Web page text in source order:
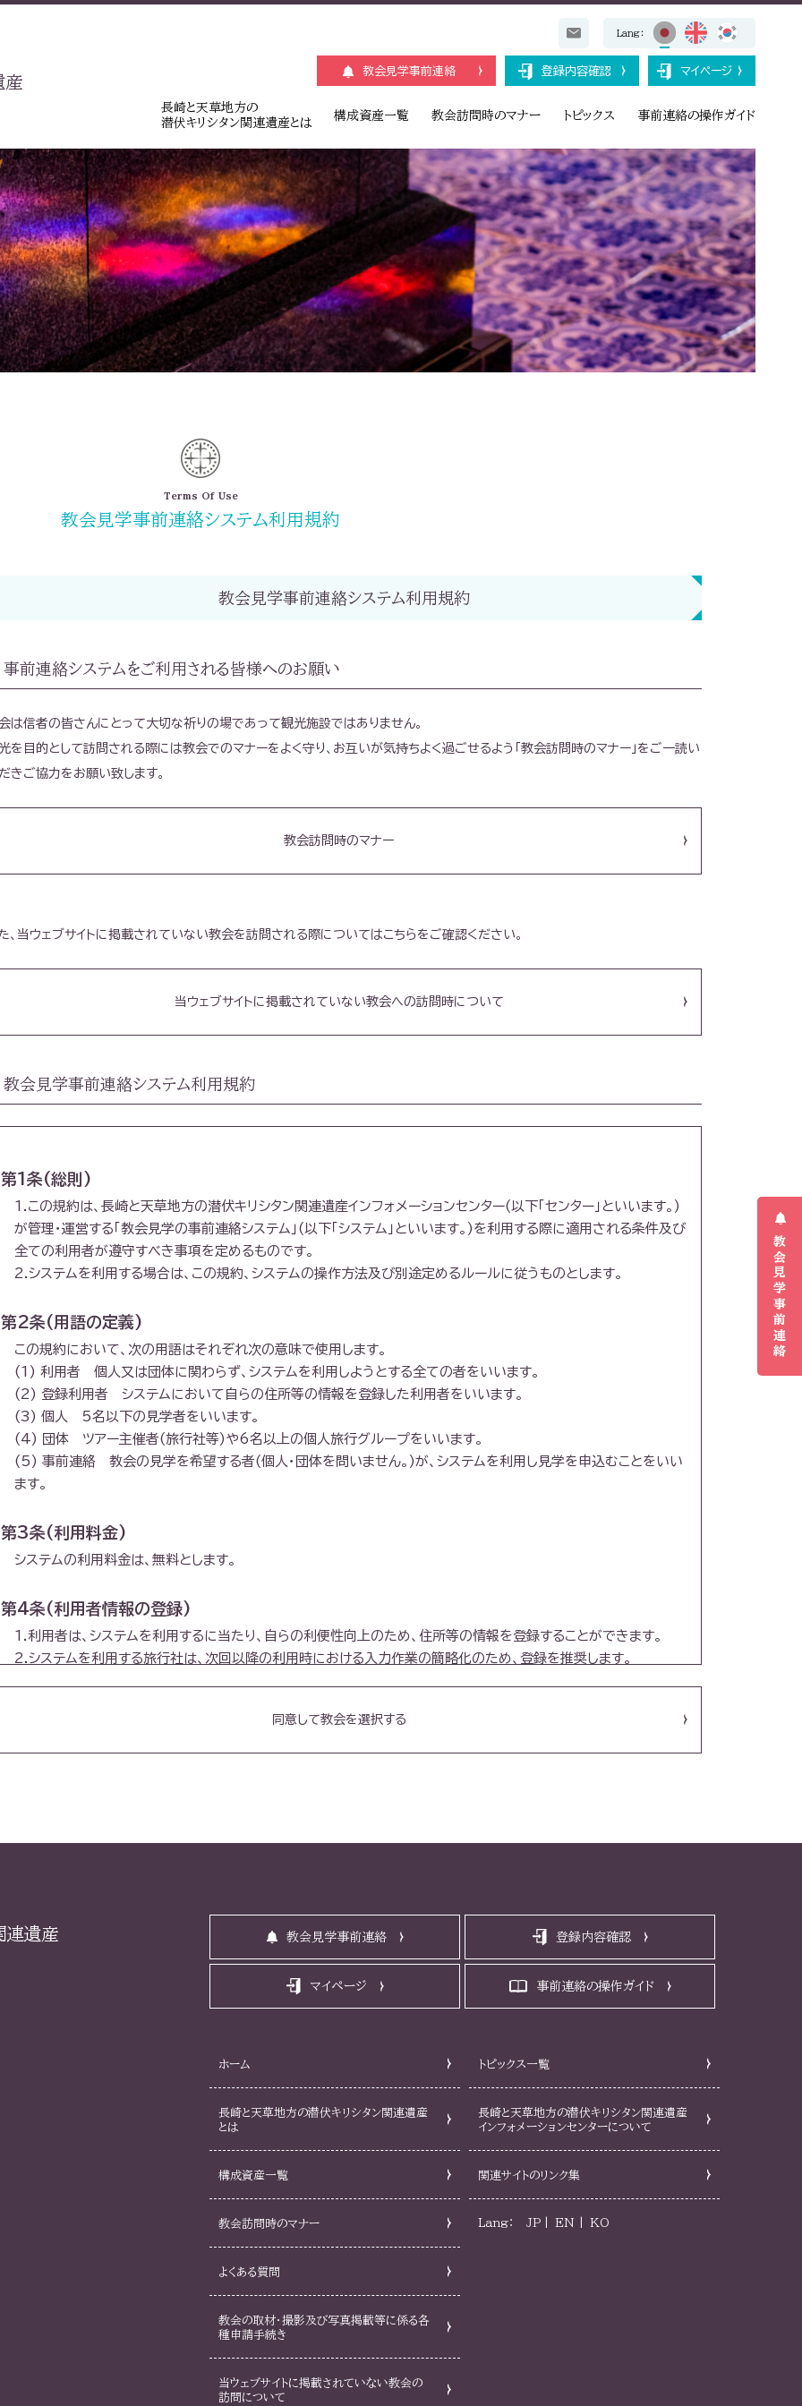
産
Lang：
教会見学事前連絡 登録内容確認 マイページ
長崎と天草地方の
潜伏キリシタン関連遺産とは
構成資産一覧 教会訪問時のマナー トピックス 事前連絡の操作ガイド
教会見学事前連絡
Terms Of Use
教会見学事前連絡システム利用規約
教会見学事前連絡システム利用規約
事前連絡システムをご利用される皆様へのお願い
は信者の皆さんにとって大切な祈りの場であって観光施設ではありません。
を目的として訪問される際には教会でのマナーをよく守り、お互いが気持ちよく過ごせるよう「教会訪問時のマナー」をご一読い
きご協力をお願い致します。
教会訪問時のマナー
、当ウェブサイトに掲載されていない教会を訪問される際についてはこちらをご確認ください。
当ウェブサイトに掲載されていない教会への訪問時について
教会見学事前連絡システム利用規約
第1条(総則)
1.この規約は、長崎と天草地方の潜伏キリシタン関連遺産インフォメーションセンター(以下「センター」といいます。)
が管理・運営する「教会見学の事前連絡システム」(以下「システム」といいます。)を利用する際に適用される条件及び
全ての利用者が遵守すべき事項を定めるものです。
2.システムを利用する場合は、この規約、システムの操作方法及び別途定めるルールに従うものとします。
第2条(用語の定義)
この規約において、次の用語はそれぞれ次の意味で使用します。
(1) 利用者 個人又は団体に関わらず、システムを利用しようとする全ての者をいいます。
(2) 登録利用者 システムにおいて自らの住所等の情報を登録した利用者をいいます。
(3) 個人 5名以下の見学者をいいます。
(4) 団体 ツアー主催者(旅行社等)や6名以上の個人旅行グループをいいます。
(5) 事前連絡 教会の見学を希望する者(個人・団体を問いません。)が、システムを利用し見学を申込むことをいい
ます。
第3条(利用料金)
システムの利用料金は、無料とします。
第4条(利用者情報の登録)
1.利用者は、システムを利用するに当たり、自らの利便性向上のため、住所等の情報を登録することができます。
2.システムを利用する旅行社は、次回以降の利用時における入力作業の簡略化のため、登録を推奨します。
2.センターは、登録利用者のログインID及びパスワードが他者に使用されたことにより当該登録利用者が被った直
す。
3.登録利用者は、第1項の修正を怠ったことにより、センターからの通知が不到達となったとしても、通常到達すべ
きときに当該通知が到達したとみなされることを、あらかじめ異議なく承諾するものとします。
した場合には、受付済みの当該利用者からの事前連絡内容を取り消し、当該利用者のシステムの利用停止を行うこ
2.センターは、登録利用者がこの規約における遵守事項に違反した場合その他センターがシステムの運営上不適当
と判断した場合には、受付済みの当該登録利用者からの事前連絡内容を取り消し、または登録情報を削除すること
ができるとともに、当該登録利用者のシステムの利用停止を行うことができるものとします。
システムによる見学の事前連絡を受け付ける期間は、見学日の6か月前から2日前までとします。
第9条(見学希望日時等の変更)
同意して教会を選択する
連遺産 教会見学事前連絡 登録内容確認
マイページ 事前連絡の操作ガイド
ホーム
長崎と天草地方の潜伏キリシタン関連遺産
とは
構成資産一覧
教会訪問時のマナー
よくある質問
教会の取材・撮影及び写真掲載等に係る各
種申請手続き
当ウェブサイトに掲載されていない教会の
訪問について
トピックス一覧
長崎と天草地方の潜伏キリシタン関連遺産
インフォメーションセンターについて
関連サイトのリンク集
Lang： JP EN KO